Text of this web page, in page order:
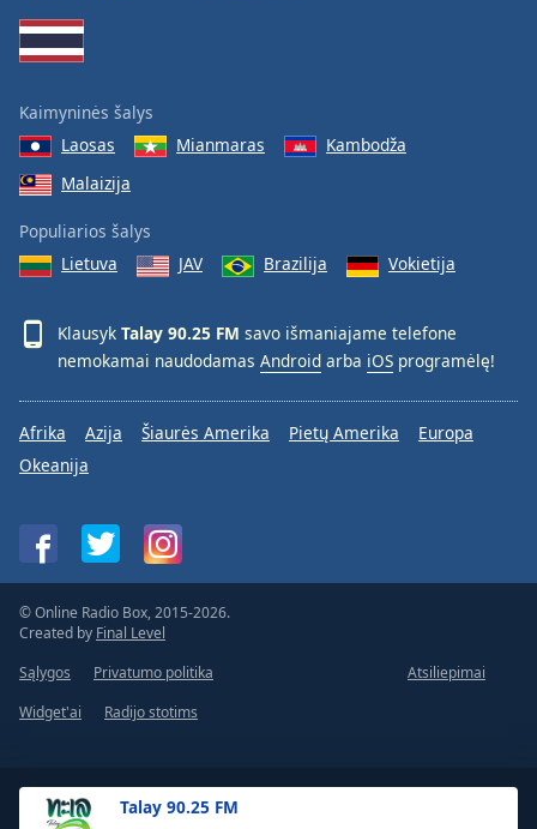
Talay 90.25 FM
Kaimyninės šalys
Laosas
Mianmaras
Kambodža
Malaizija
Populiarios šalys
Lietuva
JAV Brazilija Vokietija
Klausyk Talay 90.25 FM savo išmaniajame telefone
nemokamai naudodamas Android arba iOS programėlę!
Afrika Azija Šiaurės Amerika Pietų Amerika
Europa
Okeanija
© Online Radio Box, 2015-2026.
Created by Final Level
Sąlygos
Privatumo politika
Atsiliepimai
Widget'ai
Radijo stotims